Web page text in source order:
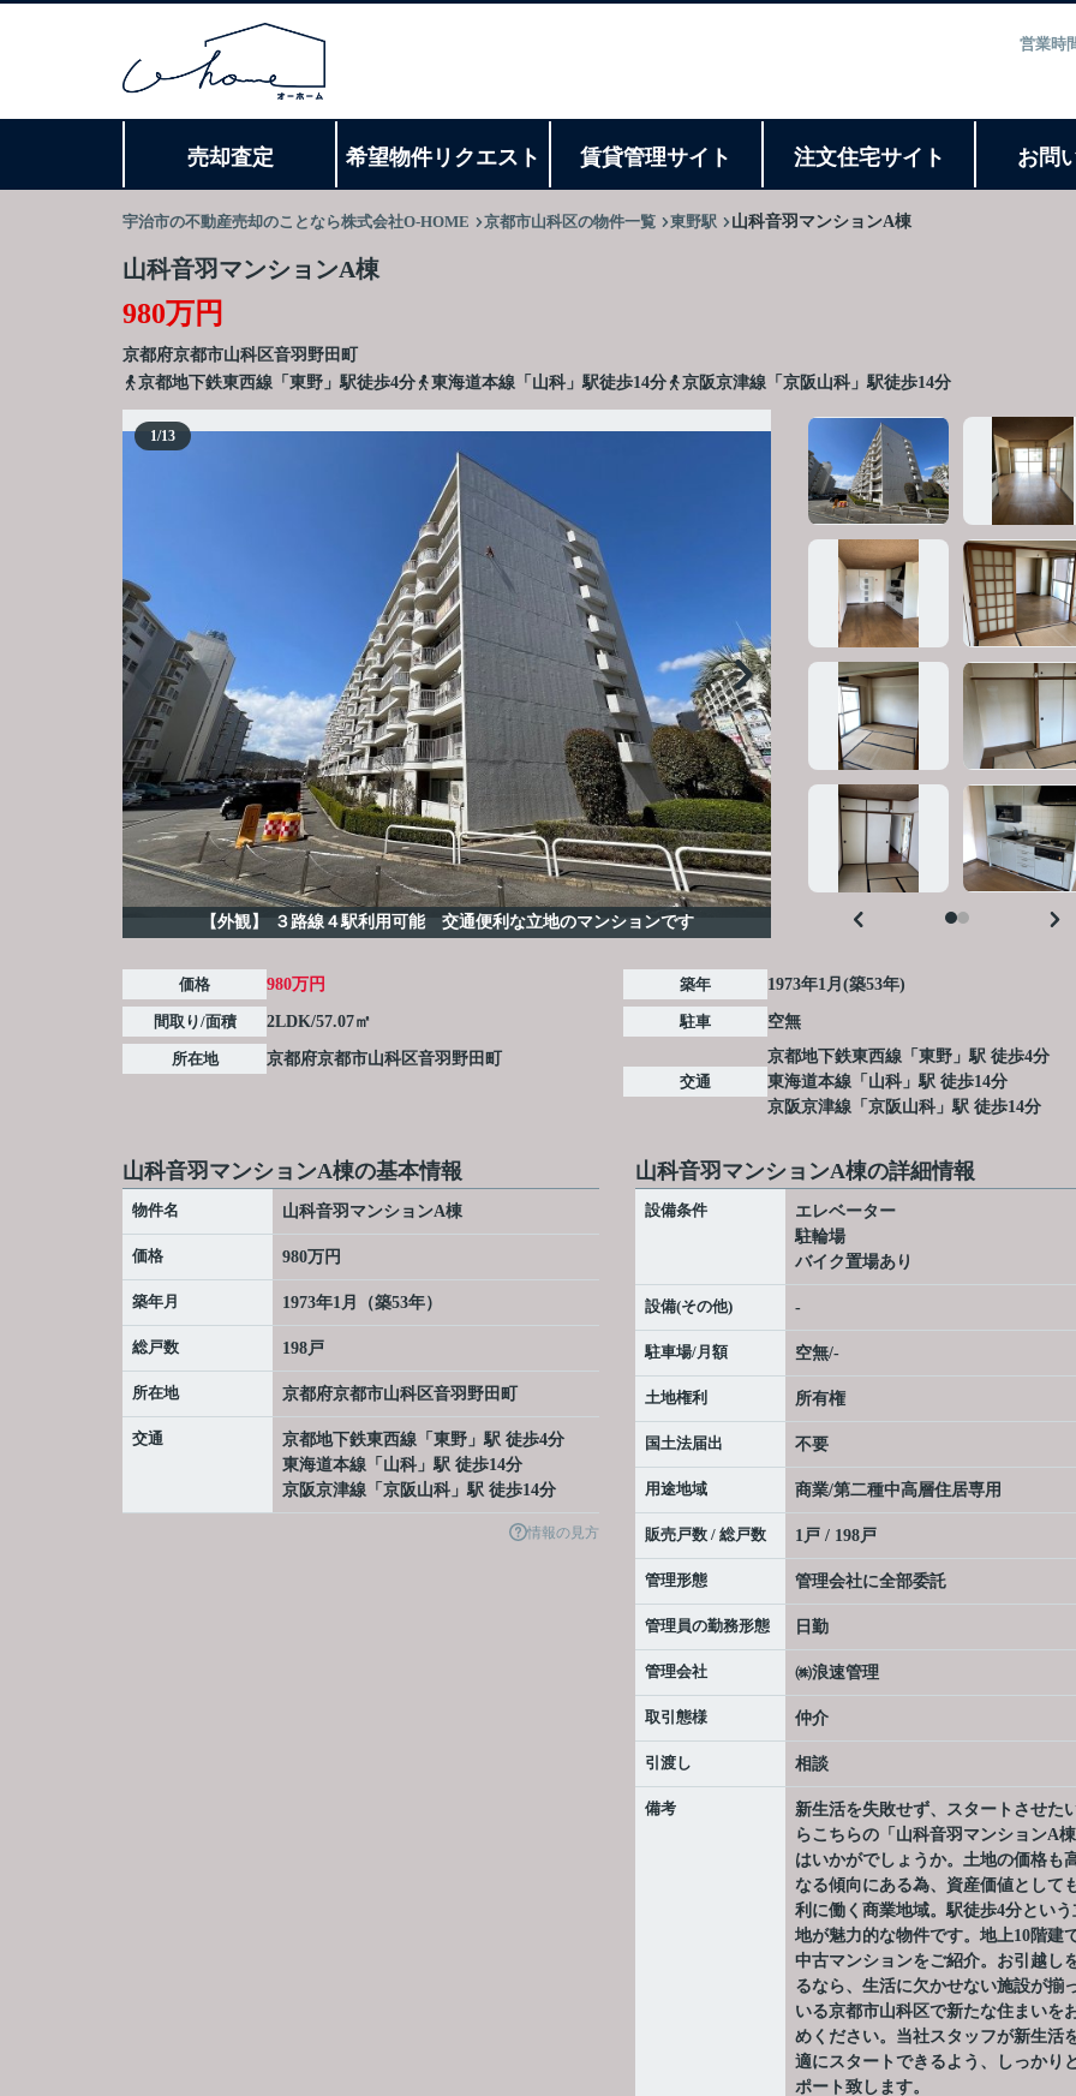
営業時
売却査定 希望物件リクエスト 賃貸管理サイト 注文住宅サイト お問
宇治市の不動産売却のことなら株式会社O-HOME 京都市山科区の物件一覧 東野駅 山科音羽マンションA棟
山科音羽マンションA棟
980万円
京都府京都市山科区音羽野田町
京都地下鉄東西線「東野」駅徒歩4分
東海道本線「山科」駅徒歩14分 京阪京津線「京阪山科」駅徒歩14分
1/13
【外観】 ３路線４駅利用可能 交通便利な立地のマンションです
価格 980万円
間取り/面積 2LDK/57.07㎡
所在地 京都府京都市山科区音羽野田町
築年 1973年1月(築53年)
駐車 空無
交通
京都地下鉄東西線 「 東野 」駅 徒歩4分
東海道本線 「 山科 」駅 徒歩14分
京阪京津線 「 京阪山科 」駅 徒歩14分
山科音羽マンションA棟の基本情報
物件名 山科音羽マンションA棟
価格 980万円
築年月 1973年1月（築53年）
総戸数 198戸
所在地 京都府京都市山科区音羽野田町
交通 京都地下鉄東西線 「 東野 」駅 徒歩4分
東海道本線 「 山科 」駅 徒歩14分
京阪京津線 「 京阪山科 」駅 徒歩14分
情報の見方
山科音羽マンションA棟の詳細情報
設備条件
エレベーター
駐輪場
バイク置場あり
設備(その他) -
駐車場/月額 空無/-
土地権利 所有権
国土法届出 不要
用途地域 商業/第二種中高層住居専用
販売戸数 / 総戸数 1戸 / 198戸
管理形態 管理会社に全部委託
管理員の勤務形態 日勤
管理会社 ㈱浪速管理
取引態様 仲介
引渡し 相談
備考
新生活を失敗せず、スタートさせた
らこちらの「山科音羽マンションA
はいかがでしょうか。土地の価格も
なる傾向にある為、資産価値として
利に働く商業地域。駅徒歩4分という
地が魅力的な物件です。地上10階建
中古マンションをご紹介。お引越し
るなら、生活に欠かせない施設が揃
いる京都市山科区で新たな住まいを
めください。当社スタッフが新生活
適にスタートできるよう、しっかり
ポート致します。